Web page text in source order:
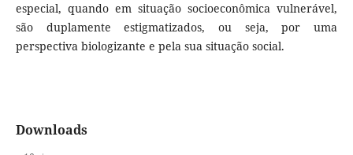
especial, quando em situação socioeconômica vulnerável,
são duplamente estigmatizados, ou seja, por uma
perspectiva biologizante e pela sua situação social.
Downloads